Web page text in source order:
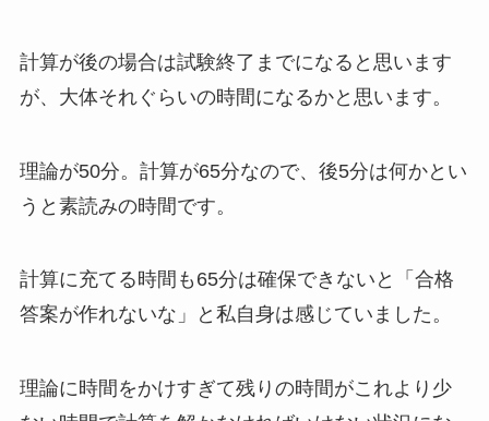
計算が後の場合は試験終了までになると思います
が、大体それぐらいの時間になるかと思います。
理論が50分。計算が65分なので、後5分は何かとい
うと素読みの時間です。
計算に充てる時間も65分は確保できないと「合格
答案が作れないな」と私自身は感じていました。
理論に時間をかけすぎて残りの時間がこれより少